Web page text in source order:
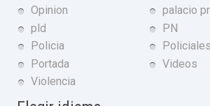
Opinion
palacio
pld
PN
Policia
Policiales
Portada
Videos
Violencia